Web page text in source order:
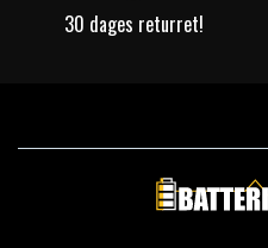
30 dages returret!